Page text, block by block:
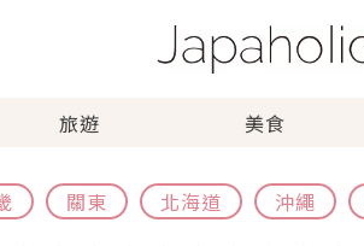
旅遊 美食
關東 北海道 沖繩